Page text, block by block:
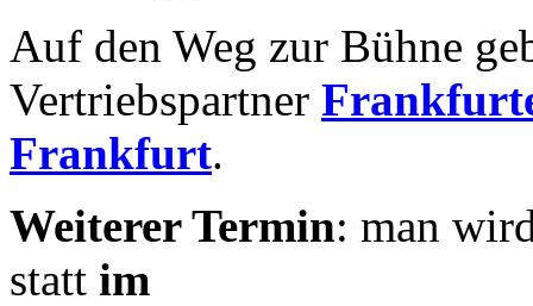
Auf den Weg zur Bühne
Vertriebspartner
Frankfurt.
Weiterer Termin: man
statt im